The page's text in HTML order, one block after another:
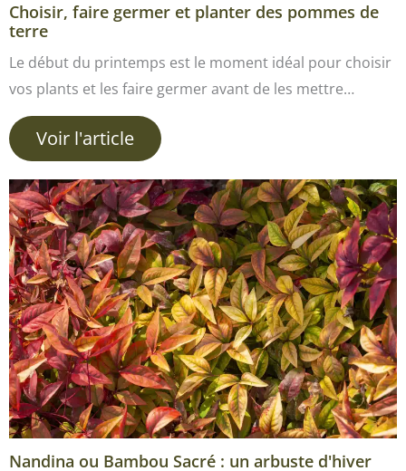
Choisir, faire germer et planter des pommes de
terre
Le début du printemps est le moment idéal pour choisir
vos plants et les faire germer avant de les mettre…
Voir l'article
Nandina ou Bambou Sacré : un arbuste d'hiver